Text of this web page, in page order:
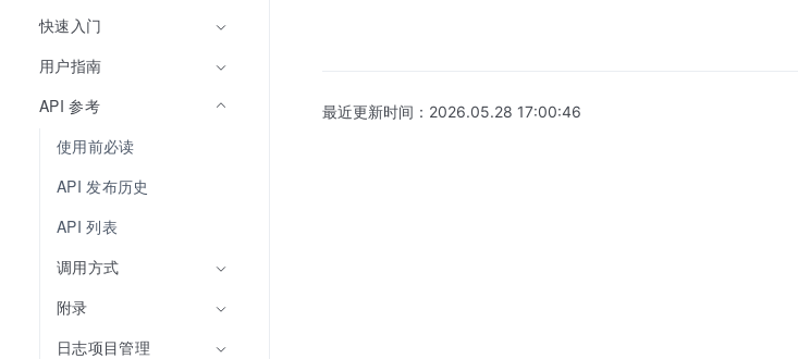
快速入门
用户指南
API 参考
使用前必读
API 发布历史
API 列表
调用方式
附录
日志项目管理
最近更新时间： 2026.05.28 17:00:46